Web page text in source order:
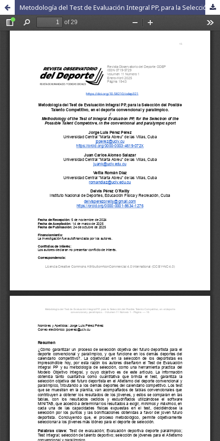
Metodología del Test de Evaluación Integral PP, para la Selección del Posible Talento Competitivo, en el deporte convencional y paralímpico